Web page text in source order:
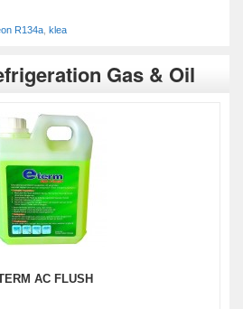
R134a klea
Gas & Oil
AC FLUSH